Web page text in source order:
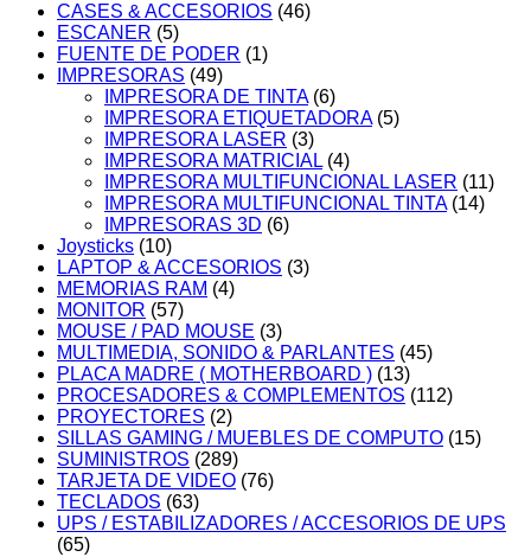
CASES & ACCESORIOS (46)
ESCANER (5)
FUENTE DE PODER (1)
IMPRESORAS (49)
IMPRESORA DE TINTA (6)
IMPRESORA ETIQUETADORA (5)
IMPRESORA LASER (3)
IMPRESORA MATRICIAL (4)
IMPRESORA MULTIFUNCIONAL LASER (11)
IMPRESORA MULTIFUNCIONAL TINTA (14)
IMPRESORAS 3D (6)
Joysticks (10)
LAPTOP & ACCESORIOS (3)
MEMORIAS RAM (4)
MONITOR (57)
MOUSE / PAD MOUSE (3)
MULTIMEDIA, SONIDO & PARLANTES (45)
PLACA MADRE ( MOTHERBOARD ) (13)
PROCESADORES & COMPLEMENTOS (112)
PROYECTORES (2)
SILLAS GAMING / MUEBLES DE COMPUTO (15)
SUMINISTROS (289)
TARJETA DE VIDEO (76)
TECLADOS (63)
UPS / ESTABILIZADORES / ACCESORIOS DE UPS
(65)